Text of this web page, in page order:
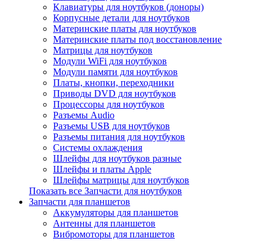
Клавиатуры для ноутбуков (доноры)
Корпусные детали для ноутбуков
Материнские платы для ноутбуков
Материнские платы под восстановление
Матрицы для ноутбуков
Модули WiFi для ноутбуков
Модули памяти для ноутбуков
Платы, кнопки, переходники
Приводы DVD для ноутбуков
Процессоры для ноутбуков
Разъемы Audio
Разъемы USB для ноутбуков
Разъемы питания для ноутбуков
Системы охлаждения
Шлейфы для ноутбуков разные
Шлейфы и платы Apple
Шлейфы матрицы для ноутбуков
Показать все Запчасти для ноутбуков
Запчасти для планшетов
Аккумуляторы для планшетов
Антенны для планшетов
Вибромоторы для планшетов